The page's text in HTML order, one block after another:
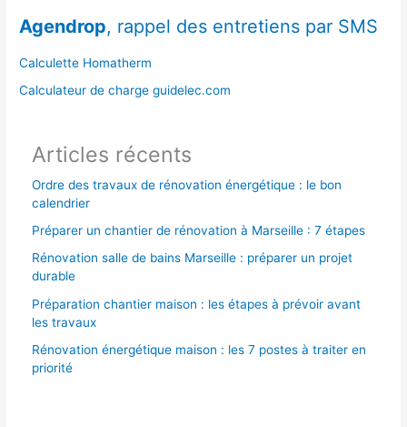
c
h
:
Agendrop, rappel des entretiens par SMS
Calculette Homatherm
Calculateur de charge guidelec.com
Articles récents
Ordre des travaux de rénovation énergétique : le bon
calendrier
Préparer un chantier de rénovation à Marseille : 7 étapes
Rénovation salle de bains Marseille : préparer un projet
durable
Préparation chantier maison : les étapes à prévoir avant
les travaux
Rénovation énergétique maison : les 7 postes à traiter en
priorité